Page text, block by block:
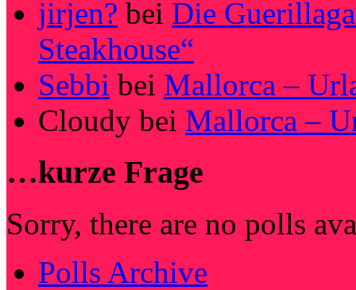
jirjen? bei Die
Steakhouse“
Sebbi bei Mallorca –
Cloudy bei Mallorca –
…kurze Frage
Sorry, there are no polls
Polls Archive